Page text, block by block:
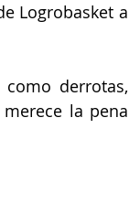
Logrobasket a
derrotas,
la pena